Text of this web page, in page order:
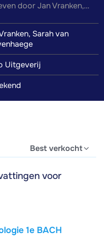
door Jan Vranken,
Sarah van
Uitgeverij
Best verkocht
voor
1e BACH